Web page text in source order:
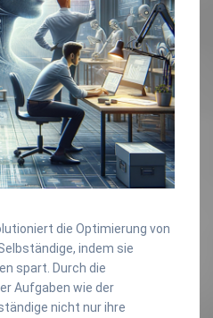
die Optimierung von
indem sie
spart. Durch die
Aufgaben wie der
nicht nur ihre